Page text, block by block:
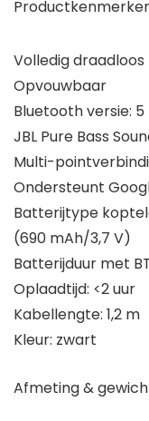
Volledig draadloos
Opvouwbaar
Bluetooth versie: 5
JBL Pure Bass
Multi-
Ondersteunt
Batterijtype
(690 mAh/3,7 V)
Batterijduur met
Oplaadtijd: <2 uur
Kabellengte: 1,2 m
Kleur: zwart
Afmeting &